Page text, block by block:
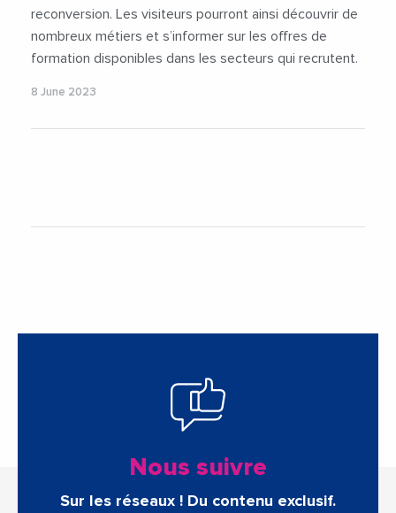
reconversion. Les visiteurs pourront ainsi découvrir de
nombreux métiers et s’informer sur les offres de
formation disponibles dans les secteurs qui recrutent.
8 June 2023
Nous suivre
Sur les réseaux ! Du contenu exclusif.